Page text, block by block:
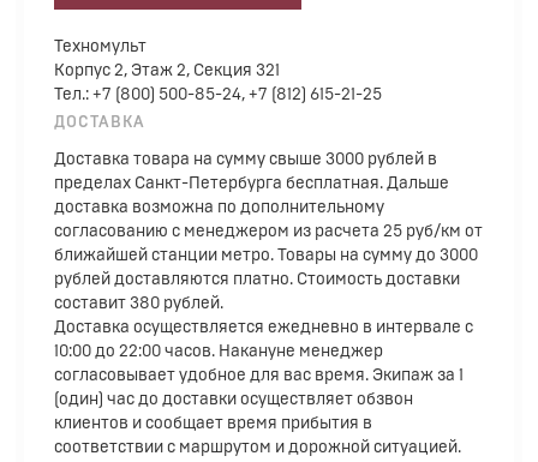
Техномульт
Корпус 2, Этаж 2, Секция 321
Тел.: +7 (800) 500-85-24, +7 (812) 615-21-25
ДОСТАВКА
Доставка товара на сумму свыше 3000 рублей в
пределах Санкт-Петербурга бесплатная. Дальше
доставка возможна по дополнительному
согласованию с менеджером из расчета 25 руб/км от
ближайшей станции метро. Товары на сумму до 3000
рублей доставляются платно. Стоимость доставки
составит 380 рублей.
Доставка осуществляется ежедневно в интервале с
10:00 до 22:00 часов. Накануне менеджер
согласовывает удобное для вас время. Экипаж за 1
(один) час до доставки осуществляет обзвон
клиентов и сообщает время прибытия в
соответствии с маршрутом и дорожной ситуацией.